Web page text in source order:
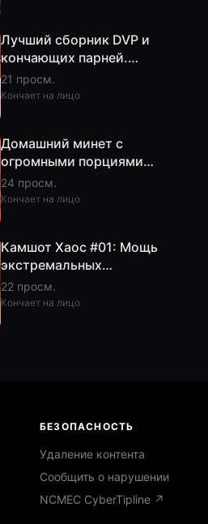
Лучший сборник DVP и
кончающих парней.
Челлендж: не кончи
21 просм.
Кончает на лицо
Домашний минет с
огромными порциями
спермы - 4 камшота подряд!
4K 60FPS
24 просм.
Кончает на лицо
Камшот Хаос #01: Мощь
экстремальных
спермовыбросов.
Компиляция камшотов p0rnai
22 просм.
Кончает на лицо
БЕЗОПАСНОСТЬ
Удаление контента
Сообщить о нарушении
NCMEC CyberTipline ↗